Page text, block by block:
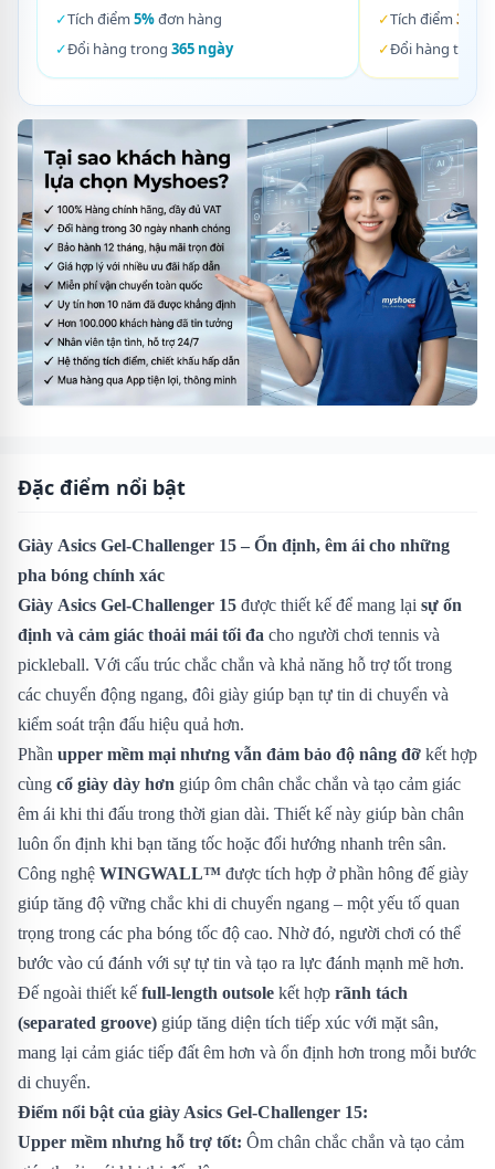
✓Tích điểm 5%đơn hàng
✓Đổi hàng trong 365 ngày
✓Tích điểm 3%
✓Đổi hàng trong
Đặc điểm nổi bật
Giày Asics Gel-Challenger 15 – Ổn định, êm ái cho những
pha bóng chính xác
Giày Asics Gel-Challenger 15 được thiết kế để mang lại sự ổn
định và cảm giác thoải mái tối đa cho người chơi tennis và
pickleball. Với cấu trúc chắc chắn và khả năng hỗ trợ tốt trong
các chuyển động ngang, đôi giày giúp bạn tự tin di chuyển và
kiểm soát trận đấu hiệu quả hơn.
Phần upper mềm mại nhưng vẫn đảm bảo độ nâng đỡ kết hợp
cùng cổ giày dày hơn giúp ôm chân chắc chắn và tạo cảm giác
êm ái khi thi đấu trong thời gian dài. Thiết kế này giúp bàn chân
luôn ổn định khi bạn tăng tốc hoặc đổi hướng nhanh trên sân.
Công nghệ WINGWALL™ được tích hợp ở phần hông đế giày
giúp tăng độ vững chắc khi di chuyển ngang – một yếu tố quan
trọng trong các pha bóng tốc độ cao. Nhờ đó, người chơi có thể
bước vào cú đánh với sự tự tin và tạo ra lực đánh mạnh mẽ hơn.
Đế ngoài thiết kế full-length outsole kết hợp rãnh tách
(separated groove) giúp tăng diện tích tiếp xúc với mặt sân,
mang lại cảm giác tiếp đất êm hơn và ổn định hơn trong mỗi bước
di chuyển.
Điểm nổi bật của giày Asics Gel-Challenger 15:
Upper mềm nhưng hỗ trợ tốt: Ôm chân chắc chắn và tạo cảm